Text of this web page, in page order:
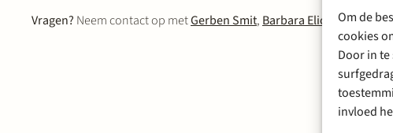
Om de
cookies
Door in
invloed
Vragen? Neem contact op metGerben Smit, Barbara Elion en/of